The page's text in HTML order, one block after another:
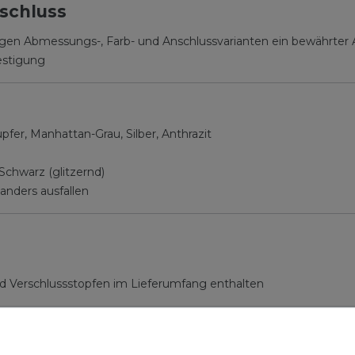
Abmessungs-, Farb- und Anschlussvarianten ein
Manhattan-Grau, Silber, Anthrazit
(glitzernd)
ausfallen
im Lieferumfang enthalten